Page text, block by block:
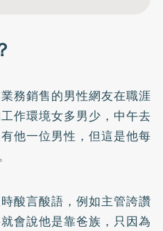
務銷售的男性網友在職涯
作環境女多男少，中午去
他一位男性，但這是他每
酸言酸語，例如主管誇讚
會說他是靠爸族，只因為